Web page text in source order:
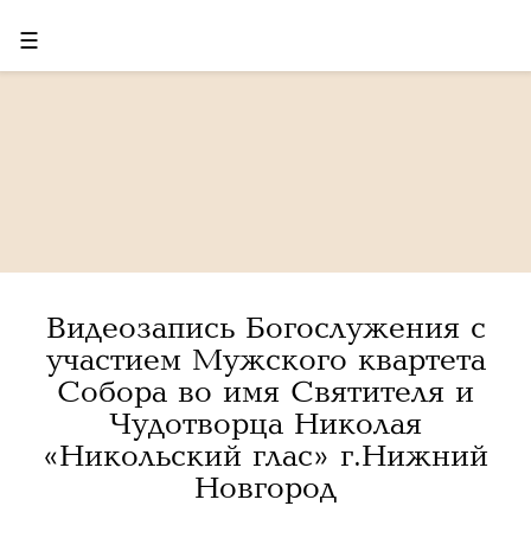
☰
Видеозапись Богослужения с
участием Мужского квартета
Собора во имя Святителя и
Чудотворца Николая
«Никольский глас» г.Нижний
Новгород